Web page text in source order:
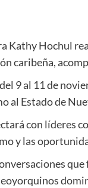
Kathy Hochul
caribeña,
9 al 11 de
al Estado de
con líderes
y las